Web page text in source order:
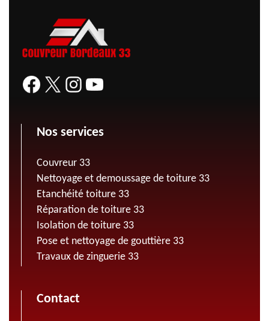
Nos services
Couvreur 33
Nettoyage et demoussage de toiture 33
Etanchéité toiture 33
Réparation de toiture 33
Isolation de toiture 33
Pose et nettoyage de gouttière 33
Travaux de zinguerie 33
Contact